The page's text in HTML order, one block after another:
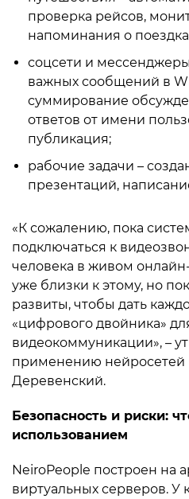
проверка рейсов,
напоминания о
соцсети и
важных сообщений в
суммирование
ответов от имени
публикация;
рабочие задачи –
презентаций,
«К сожалению, пока
подключаться к
человека в живом
уже близки к этому, но
развиты, чтобы дать
«цифрового двойника»
видеокоммуникации», –
применению нейросетей
Деревенский.
Безопасность и риски:
использованием
NeiroPeople построен на
виртуальных серверов. У